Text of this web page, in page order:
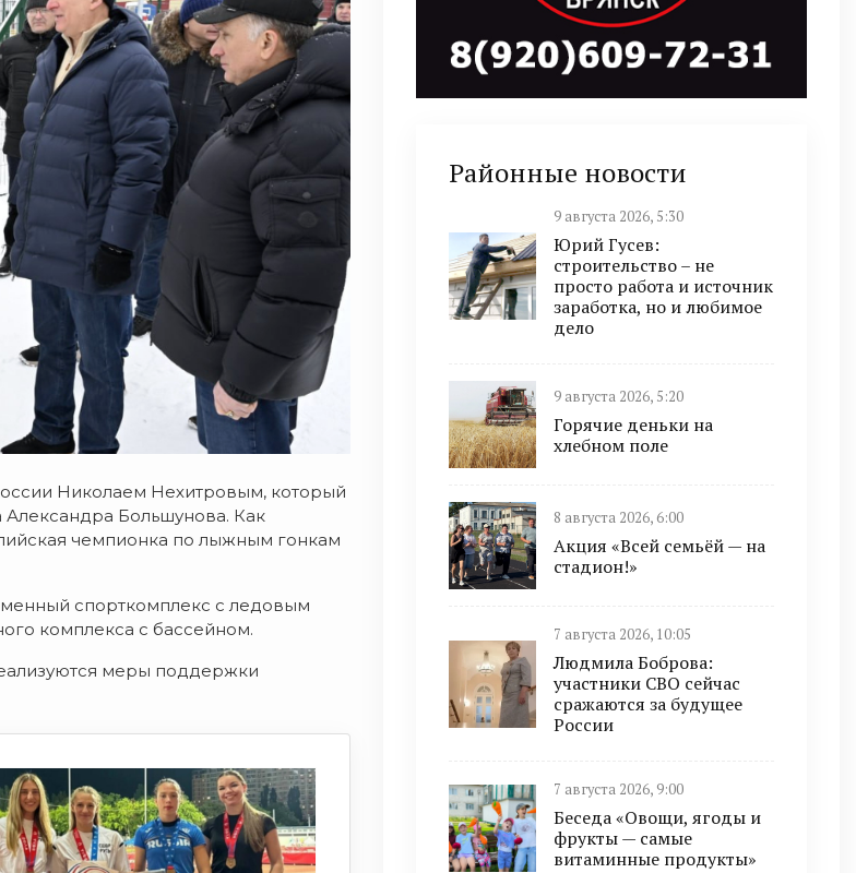
Николаем Нехитровым, который
Большунова. Как
чемпионка по лыжным гонкам
спорткомплекс с ледовым
комплекса с бассейном.
меры поддержки
Районные новости
9 августа 2026, 5:30
Юрий Гусев:
строительство – не
просто работа и источник
заработка, но и любимое
дело
9 августа 2026, 5:20
Горячие деньки на
хлебном поле
8 августа 2026, 6:00
Акция «Всей семьёй — на
стадион!»
7 августа 2026, 10:05
Людмила Боброва:
участники СВО сейчас
сражаются за будущее
России
7 августа 2026, 9:00
Беседа «Овощи, ягоды и
фрукты — самые
витаминные продукты»